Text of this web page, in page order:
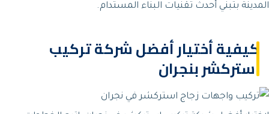
المدينة بتبني أحدث تقنيات البناء المستدام.
كيفية أختيار أفضل شركة تركيب
استركشر بنجران